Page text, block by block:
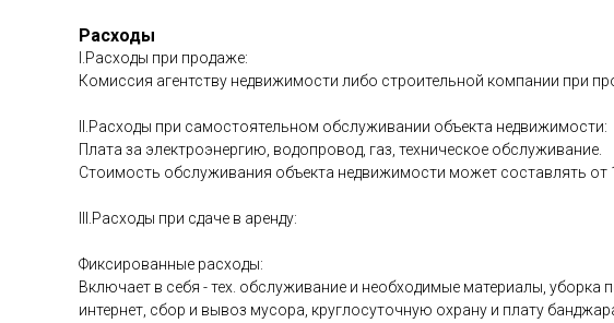
Расходы
I.Расходы при продаже:
Комиссия агентству недвижимости либо строительной компании при
II.Расходы при самостоятельном обслуживании объекта недвижимости:
Плата за электроэнергию, водопровод, газ, техническое обслуживание.
Стоимость обслуживания объекта недвижимости может составлять
III.Расходы при сдаче в аренду:
Фиксированные расходы:
Включает в себя - тех. обслуживание и необходимые материалы,
интернет, сбор и вывоз мусора, круглосуточную охрану и плату